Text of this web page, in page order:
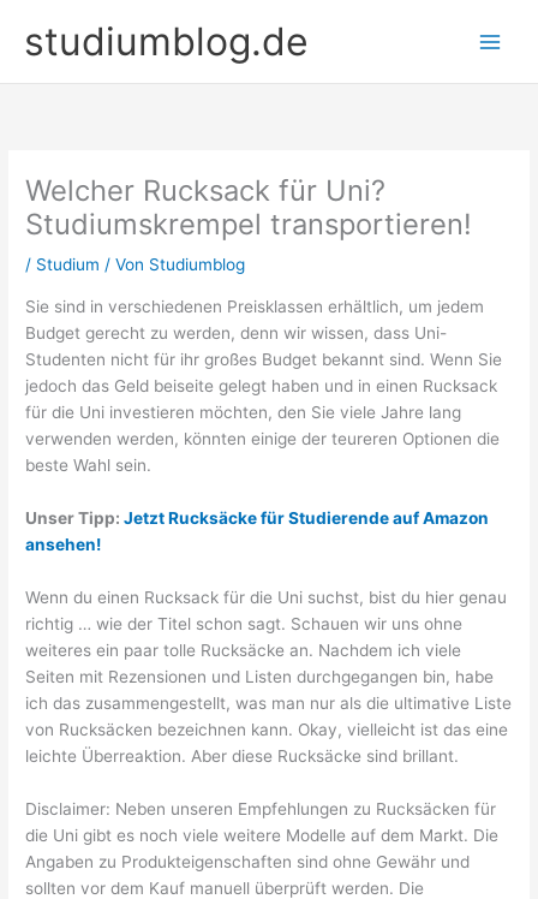
Inhaltstudiumblog.de
Welcher Rucksack für Uni?
Studiumskrempel transportieren!
/ Studium / Von Studiumblog
Sie sind in verschiedenen Preisklassen erhältlich, um jedem
Budget gerecht zu werden, denn wir wissen, dass Uni-
Studenten nicht für ihr großes Budget bekannt sind. Wenn Sie
jedoch das Geld beiseite gelegt haben und in einen Rucksack
für die Uni investieren möchten, den Sie viele Jahre lang
verwenden werden, könnten einige der teureren Optionen die
beste Wahl sein.
Unser Tipp:Jetzt Rucksäcke für Studierende auf Amazon
ansehen!
Wenn du einen Rucksack für die Uni suchst, bist du hier genau
richtig … wie der Titel schon sagt. Schauen wir uns ohne
weiteres ein paar tolle Rucksäcke an. Nachdem ich viele
Seiten mit Rezensionen und Listen durchgegangen bin, habe
ich das zusammengestellt, was man nur als die ultimative Liste
von Rucksäcken bezeichnen kann. Okay, vielleicht ist das eine
leichte Überreaktion. Aber diese Rucksäcke sind brillant.
Disclaimer: Neben unseren Empfehlungen zu Rucksäcken für
die Uni gibt es noch viele weitere Modelle auf dem Markt. Die
Angaben zu Produkteigenschaften sind ohne Gewähr und
sollten vor dem Kauf manuell überprüft werden. Die